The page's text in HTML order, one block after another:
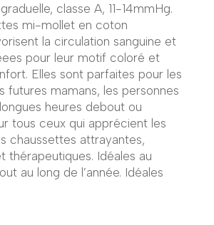
classe A, 11-14mmHg.
mi-mollet en coton
la circulation sanguine et
pour leur motif coloré et
Elles sont parfaites pour les
futures mamans, les personnes
heures debout ou
tous ceux qui apprécient les
chaussettes attrayantes,
thérapeutiques. Idéales au
au long de l’année. Idéales